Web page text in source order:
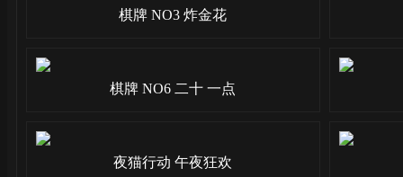
棋牌 NO3 炸金花
棋牌 NO6 二十 一点
夜猫行动 午夜狂欢